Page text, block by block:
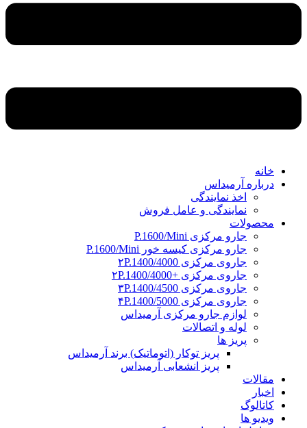
خانه
درباره آرمیداس
اخذ نمایندگی
نمایندگی و عامل فروش
محصولات
جارو مرکزی P.1600/Mini
جارو مرکزی کیسه خور P.1600/Mini
جاروی مرکزی ۲P.1400/4000
جاروی مرکزی +۲P.1400/4000
جاروی مرکزی ۳P.1400/4500
جاروی مرکزی ۴P.1400/5000
لوازم جارو مرکزی آرمیداس
لوله و اتصالات
پریز ها
پریز توکار (اتوماتیک) برند آرمیداس
پریز انشعابی آرمیداس
مقالات
اخبار
کاتالوگ
ویدیو ها